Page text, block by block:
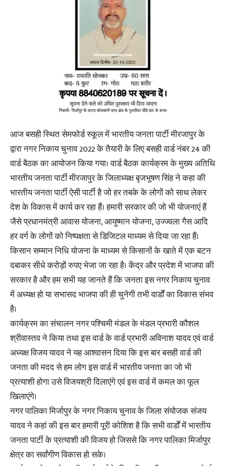
आज बसही स्थित सेमफोर्ड स्कूल में भारतीय जनता पार्टी मीरजापुर के
द्वारा नगर निकाय चुनाव 2022 के तैयारी के लिए बसही वार्ड नंबर 24 की
वार्ड बैठक का आयोजन किया गया। वार्ड बैठक कार्यक्रम के मुख्य अतिथि
भारतीय जनता पार्टी मीरजापुर के जिलाध्यक्ष बृजभूषण सिंह ने कहा की
भारतीय जनता पार्टी ऐसी पार्टी है जो हर तबके के‌ लोगों को साथ लेकर
देश के विकास में कार्य कर रहा हैं। हमारी सरकार की जो भी योजनाएं हैं
जैसे प्रधानमंत्री आवास योजना, आयुष्मान योजना, उज्ज्वला गैस आदि
हर‌ वर्ग के लोगों को निष्पक्षता से डिजिटल माध्यम से दिया जा रहा हैं।
किसान सम्मान निधि योजना के माध्यम से किसानों के खाते में एक बटन
दबाकर सीधे करोड़ों रुपए भेजा जा रहा है। केंद्र और प्रदेश में भाजपा की
सरकार है और हम सभी यह जानते हैं कि जनता इस नगर निकाय चुनाव
में अध्यक्ष हो या सभासद भाजपा की ही चुनेगी तभी वार्डों का विकास संभव
है।
कार्यक्रम का संचालन नगर पश्चिमी मंडल के मंडल प्रभारी कौशल
श्रीवास्तव ने किया तथा इस वार्ड के वार्ड प्रभारी अविनाश यादव एवं वार्ड
अध्यक्ष विजय यादव ने यह आश्वासन दिया कि इस बार बसही वार्ड की
जनता की मदद से हम लोग इस वार्ड में भारतीय जनता का जो भी
प्रत्याशी होगा उसे विजयश्री दिलाएंगे एवं इस वार्ड में कमल का फूल
खिलाएंगे।
नगर पालिका मिर्जापुर के नगर निकाय चुनाव के जिला संयोजक संजय
यादव ने कहां की इस बार हमारी पूरी कोशिश है कि सभी वार्डों में भारतीय
जनता पार्टी के प्रत्याशी की विजय हो जिससे कि नगर पालिका मिर्जापुर
क्षेत्र का सर्वांगीण विकास हो सके।